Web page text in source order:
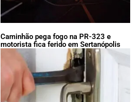
Caminhão pega fogo na PR-323 e
motorista fica ferido em Sertanópolis